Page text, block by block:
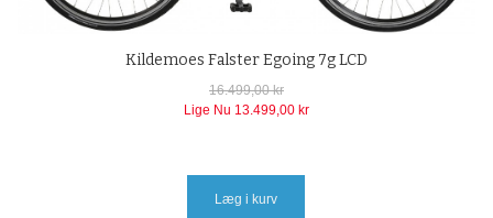
Kildemoes Falster Egoing 7g LCD
16.499,00 kr
Lige Nu 13.499,00 kr
Læg i kurv